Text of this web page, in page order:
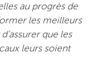
au progrès de
les meilleurs
que les
leurs soient